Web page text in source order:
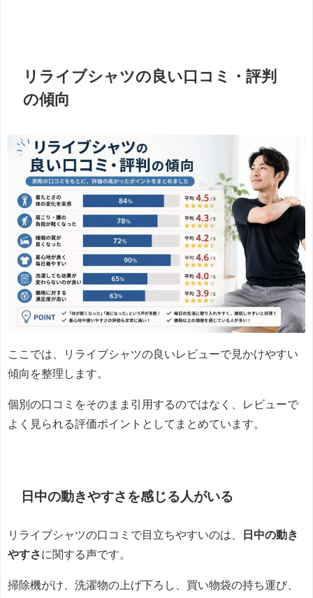
リライブシャツの良い口コミ・評判
の傾向
ここでは、リライブシャツの良いレビューで見かけやすい
傾向を整理します。
個別の口コミをそのまま引用するのではなく、レビューで
よく見られる評価ポイントとしてまとめています。
日中の動きやすさを感じる人がいる
リライブシャツの口コミで目立ちやすいのは、
日中の動き
やすさに関する声です。
掃除機がけ、洗濯物の上げ下ろし、買い物袋の持ち運び、